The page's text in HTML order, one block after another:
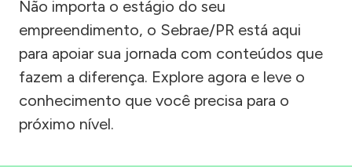
Não importa o estágio do seu
empreendimento, o Sebrae/PR está aqui
para apoiar sua jornada com conteúdos que
fazem a diferença. Explore agora e leve o
conhecimento que você precisa para o
próximo nível.